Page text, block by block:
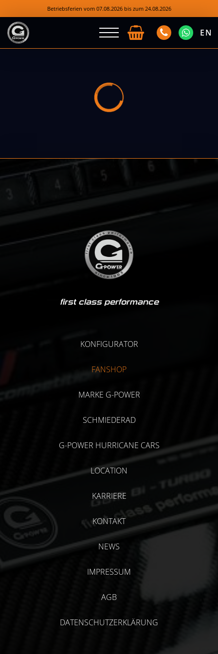
Betriebsferien vom 07.08.2026 bis zum 24.08.2026
EN
first class performance
KONFIGURATOR
FANSHOP
MARKE G-POWER
SCHMIEDERAD
G-POWER HURRICANE CARS
LOCATION
KARRIERE
KONTAKT
NEWS
IMPRESSUM
AGB
DATENSCHUTZERKLÄRUNG